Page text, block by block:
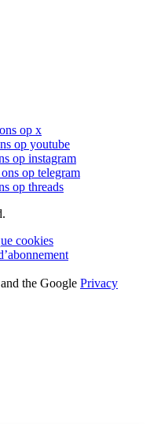
op x
op youtube
op instagram
op telegram
op threads
cookies
the Google Privacy